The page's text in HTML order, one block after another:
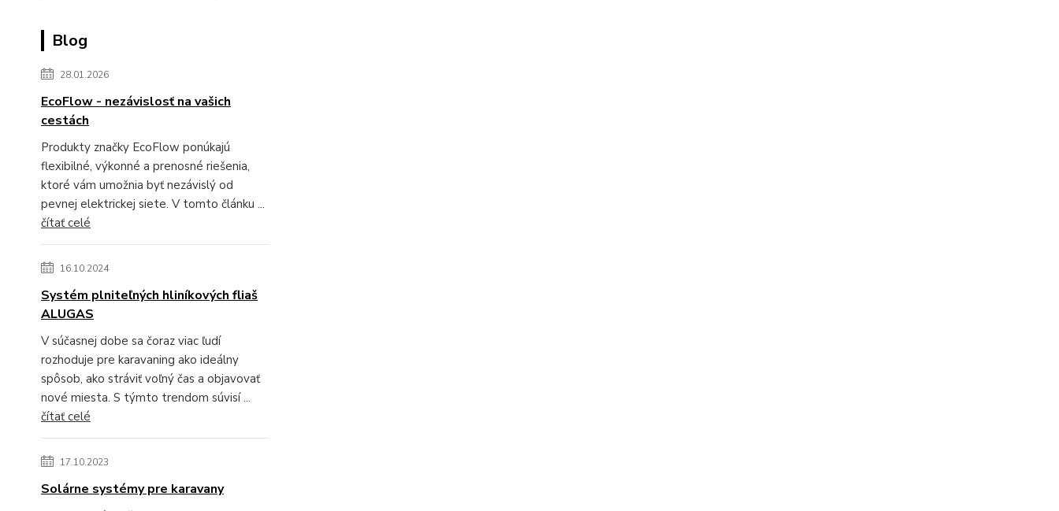
Blog
28.01.2026
EcoFlow - nezávislosť na vašich
cestách
Produkty značky EcoFlow ponúkajú
flexibilné, výkonné a prenosné riešenia,
ktoré vám umožnia byť nezávislý od
pevnej elektrickej siete. V tomto článku ...
čítať celé
16.10.2024
Systém plniteľných hliníkových fliaš
ALUGAS
V súčasnej dobe sa čoraz viac ľudí
rozhoduje pre karavaning ako ideálny
spôsob, ako stráviť voľný čas a objavovať
nové miesta. S týmto trendom súvisí ...
čítať celé
17.10.2023
Solárne systémy pre karavany